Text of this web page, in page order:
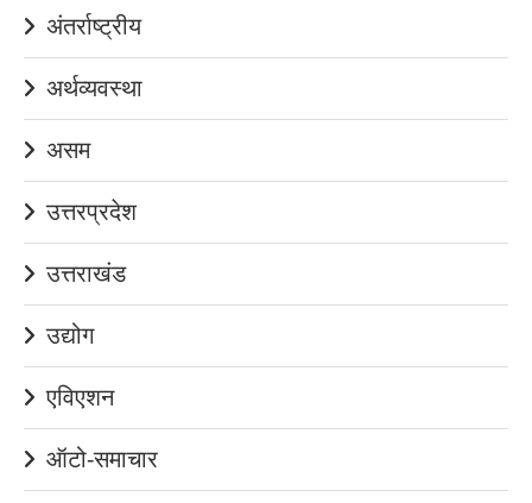
अंतर्राष्ट्रीय
अर्थव्यवस्था
असम
उत्तरप्रदेश
उत्तराखंड
उद्योग
एविएशन
ऑटो-समाचार